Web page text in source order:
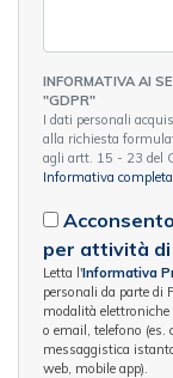
INFORMATIVA AI
"GDPR"
I dati personali
alla richiesta
Informativa completa
per attività
Letta l'Informativa
personali da parte di
modalità elettroniche
o email, telefono
messaggistica
web, mobile app).